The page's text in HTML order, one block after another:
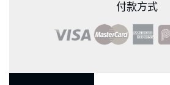
付款方式